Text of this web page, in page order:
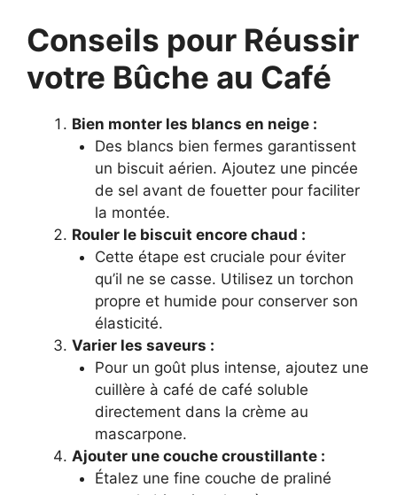
Conseils pour Réussir
votre Bûche au Café
Bien monter les blancs en neige :
Des blancs bien fermes garantissent
un biscuit aérien. Ajoutez une pincée
de sel avant de fouetter pour faciliter
la montée.
Rouler le biscuit encore chaud :
Cette étape est cruciale pour éviter
qu’il ne se casse. Utilisez un torchon
propre et humide pour conserver son
élasticité.
Varier les saveurs :
Pour un goût plus intense, ajoutez une
cuillère à café de café soluble
directement dans la crème au
mascarpone.
Ajouter une couche croustillante :
Étalez une fine couche de praliné